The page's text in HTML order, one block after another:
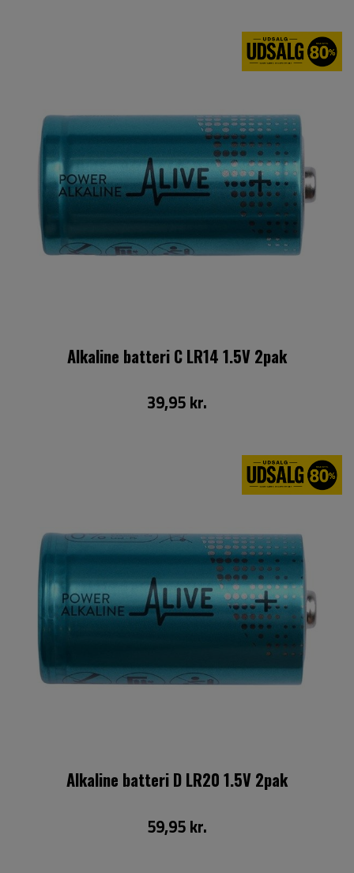
Alkaline batteri C LR14 1.5V 2pak
39,95 kr.
Alkaline batteri D LR20 1.5V 2pak
59,95 kr.